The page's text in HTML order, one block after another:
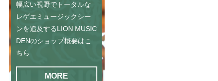
幅広い視野でトータルな
レゲエミュージックシー
ンを追及するLION MUSIC
DENのショップ概要はこ
ちら
MORE